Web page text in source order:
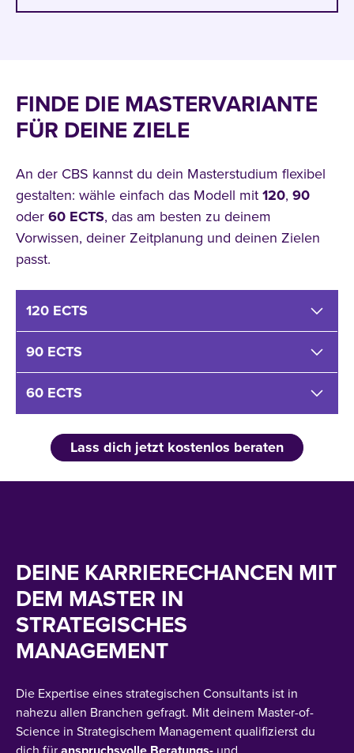
FINDE DIE MASTERVARIANTE
FÜR DEINE ZIELE
An der CBS kannst du dein Masterstudium flexibel
gestalten: wähle einfach das Modell mit 120, 90
oder 60 ECTS, das am besten zu deinem
Vorwissen, deiner Zeitplanung und deinen Zielen
passt.
120 ECTS
90 ECTS
60 ECTS
Lass dich jetzt kostenlos beraten
DEINE KARRIERECHANCEN MIT
DEM MASTER IN
STRATEGISCHES
MANAGEMENT
Die Expertise eines strategischen Consultants ist in
nahezu allen Branchen gefragt. Mit deinem Master-of-
Science in Strategischem Management qualifizierst du